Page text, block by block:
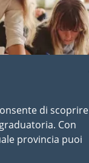
di scoprire
Con
provincia puoi